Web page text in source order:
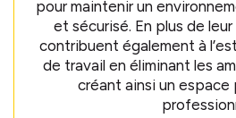
pour maintenir un
et sécurisé. En plus de
contribuent également à
de travail en éliminant les
créant ainsi un espace